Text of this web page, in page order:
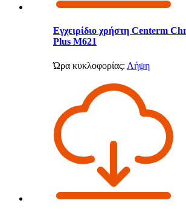
Εγχειρίδιο χρήστη Centerm
Plus M621
Ώρα κυκλοφορίας: Λήψη